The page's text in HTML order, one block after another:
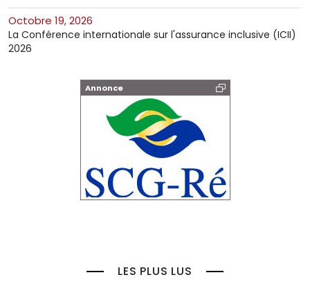
octobre 19, 2026
La Conférence internationale sur l'assurance inclusive (ICII)
2026
Annonce
LES PLUS LUS